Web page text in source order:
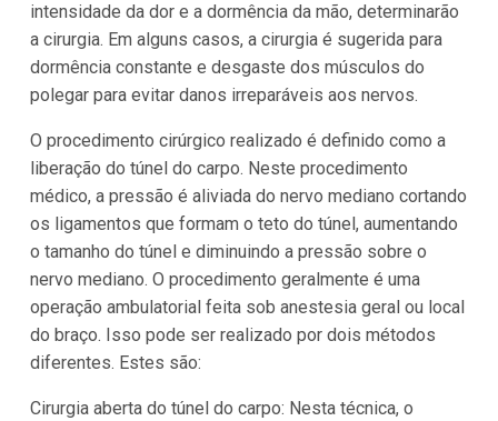
intensidade da dor e a dormência da mão, determinarão
a cirurgia. Em alguns casos, a cirurgia é sugerida para
dormência constante e desgaste dos músculos do
polegar para evitar danos irreparáveis aos nervos.
O procedimento cirúrgico realizado é definido como a
liberação do túnel do carpo. Neste procedimento
médico, a pressão é aliviada do nervo mediano cortando
os ligamentos que formam o teto do túnel, aumentando
o tamanho do túnel e diminuindo a pressão sobre o
nervo mediano. O procedimento geralmente é uma
operação ambulatorial feita sob anestesia geral ou local
do braço. Isso pode ser realizado por dois métodos
diferentes. Estes são:
Cirurgia aberta do túnel do carpo: Nesta técnica, o